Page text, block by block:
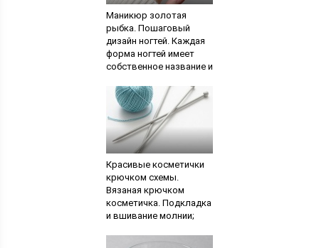
Маникюр золотая
рыбка. Пошаговый
дизайн ногтей. Каждая
форма ногтей имеет
собственное название и
Красивые косметички
крючком схемы.
Вязаная крючком
косметичка. Подкладка
и вшивание молнии;